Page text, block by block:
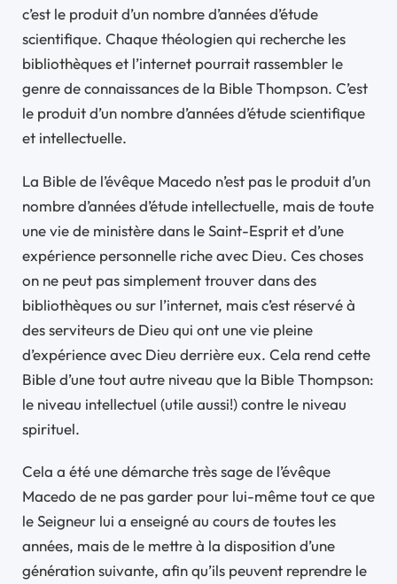
c’est le produit d’un nombre d’années d’étude
scientifique. Chaque théologien qui recherche les
bibliothèques et l’internet pourrait rassembler le
genre de connaissances de la Bible Thompson. C’est
le produit d’un nombre d’années d’étude scientifique
et intellectuelle.
La Bible de l’évêque Macedo n’est pas le produit d’un
nombre d’années d’étude intellectuelle, mais de toute
une vie de ministère dans le Saint-Esprit et d’une
expérience personnelle riche avec Dieu. Ces choses
on ne peut pas simplement trouver dans des
bibliothèques ou sur l’internet, mais c’est réservé à
des serviteurs de Dieu qui ont une vie pleine
d’expérience avec Dieu derrière eux. Cela rend cette
Bible d’une tout autre niveau que la Bible Thompson:
le niveau intellectuel (utile aussi!) contre le niveau
spirituel.
Cela a été une démarche très sage de l’évêque
Macedo de ne pas garder pour lui-même tout ce que
le Seigneur lui a enseigné au cours de toutes les
années, mais de le mettre à la disposition d’une
génération suivante, afin qu’ils peuvent reprendre le